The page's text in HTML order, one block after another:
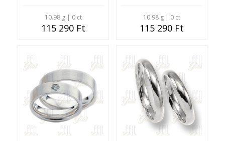
10.98 g | 0 ct
115 290 Ft
10.98 g | 0 ct
115 290 Ft